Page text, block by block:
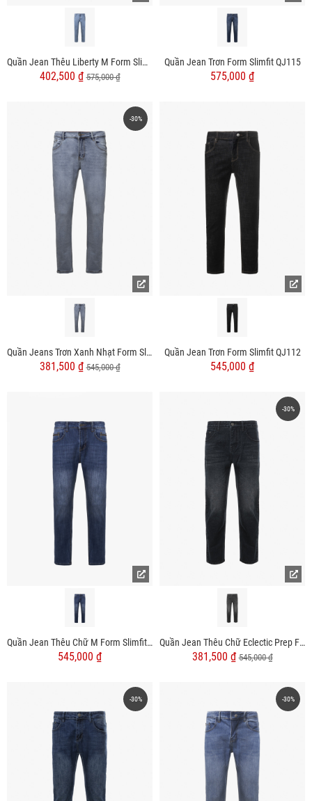
Quần Jean Thêu Liberty M Form Slimfit QJ116
402,500 ₫575,000 ₫
Quần Jean Trơn Form Slimfit QJ115
575,000 ₫
-30%
Quần Jeans Trơn Xanh Nhạt Form Slimfit QJ113
381,500 ₫545,000 ₫
Quần Jean Trơn Form Slimfit QJ112
545,000 ₫
Quần Jean Thêu Chữ M Form Slimfit QJ110
545,000 ₫
-30%
Quần Jean Thêu Chữ Eclectic Prep Form Regular QJ109
381,500 ₫545,000 ₫
-30% -30%